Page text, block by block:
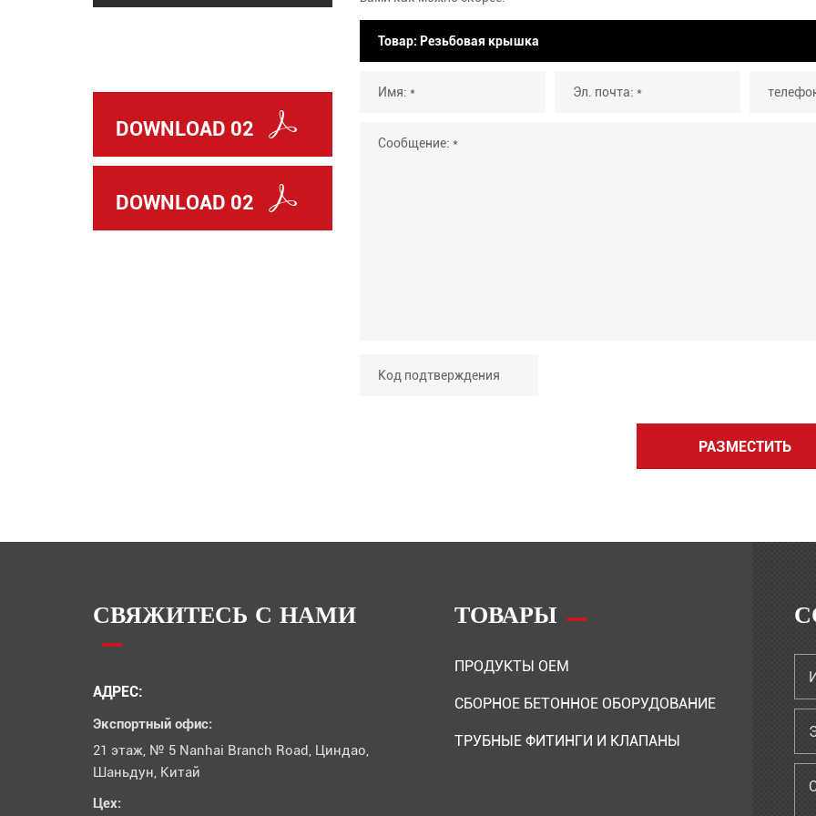
DOWNLOAD 02
DOWNLOAD 02
РАЗМЕСТИТЬ
СВЯЖИТЕСЬ С НАМИ
АДРЕС:
Экспортный офис:
21 этаж, № 5 Nanhai Branch Road, Циндао,
Шаньдун, Китай
Цех:
ТОВАРЫ
ПРОДУКТЫ OEM
СБОРНОЕ БЕТОННОЕ ОБОРУДОВАНИЕ
ТРУБНЫЕ ФИТИНГИ И КЛАПАНЫ